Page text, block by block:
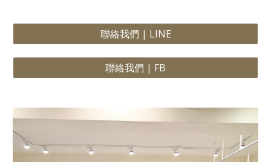
聯絡我們 | LINE
聯絡我們 | FB